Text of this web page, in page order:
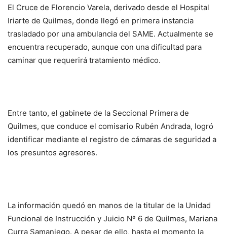
El Cruce de Florencio Varela, derivado desde el Hospital
Iriarte de Quilmes, donde llegó en primera instancia
trasladado por una ambulancia del SAME. Actualmente se
encuentra recuperado, aunque con una dificultad para
caminar que requerirá tratamiento médico.
Entre tanto, el gabinete de la Seccional Primera de
Quilmes, que conduce el comisario Rubén Andrada, logró
identificar mediante el registro de cámaras de seguridad a
los presuntos agresores.
La información quedó en manos de la titular de la Unidad
Funcional de Instrucción y Juicio Nº 6 de Quilmes, Mariana
Curra Samaniego. A pesar de ello, hasta el momento la